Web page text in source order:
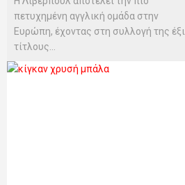
πετυχημένη αγγλική ομάδα στην
Ευρώπη, έχοντας στη συλλογή της έξι
τίτλους...